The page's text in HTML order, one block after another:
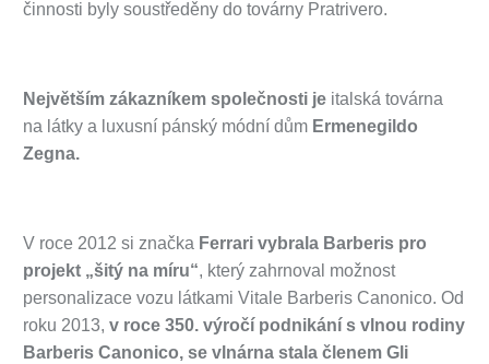
činnosti byly soustředěny do továrny Pratrivero.
Největším zákazníkem společnosti jeitalská továrna
na látky a luxusní pánský módní dům Ermenegildo
Zegna.
V roce 2012 si značka Ferrari vybrala Barberis pro
projekt „šitý na míru“, který zahrnoval možnost
personalizace vozu látkami Vitale Barberis Canonico. Od
roku 2013, v roce 350. výročí podnikání s vlnou rodiny
Barberis Canonico, se vlnárna stala členem Gli